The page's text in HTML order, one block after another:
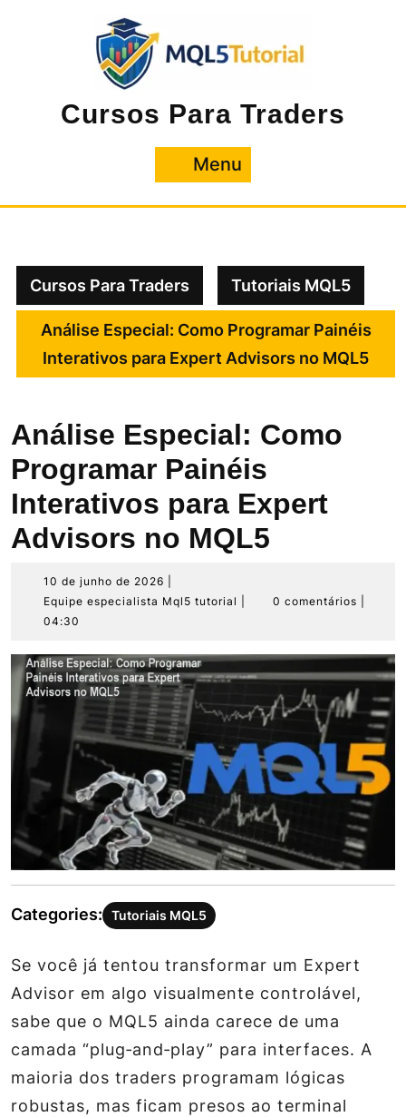
Cursos Para Traders
Menu
Cursos Para Traders Tutoriais MQL5
Análise Especial: Como Programar Painéis
Interativos para Expert Advisors no MQL5
Análise Especial: Como
Programar Painéis
Interativos para Expert
Advisors no MQL5
10 de junho de 2026
de
2026
Equipe especialista Mql5 tutorial
Equipe
tutorial
0 comentários
04:30
Categories: Tutoriais MQL5
Se você já tentou transformar um Expert
Advisor em algo visualmente controlável,
sabe que o MQL5 ainda carece de uma
camada “plug‑and‑play” para interfaces. A
maioria dos traders programam lógicas
robustas, mas ficam presos ao terminal